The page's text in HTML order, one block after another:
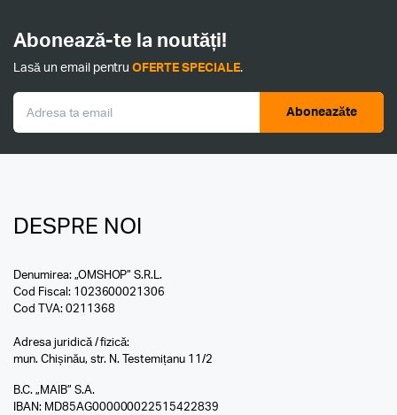
Abonează-te la noutăți!
Lasă un email pentruOFERTE SPECIALE.
Aboneazăte
DESPRE NOI
Denumirea: „OMSHOP” S.R.L.
Cod Fiscal: 1023600021306
Cod TVA: 0211368
Adresa juridică / fizică:
mun. Chișinău, str. N. Testemițanu 11/2
B.C. „MAIB” S.A.
IBAN: MD85AG000000022515422839